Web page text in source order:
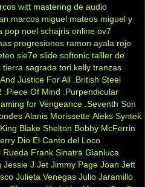
witt mastering de audio
marcos miguel mateos miguel y
pop noel schajris online ov7
progresiones ramon ayala rojo
sie7e slide softonic talller de
tierra sagrada tori kelly tranzas
.And Justice For All .British Steel
.Piece Of Mind
.Purpendicular
for Vengeance .Seventh Son
Alanis Morissette Aleks Syntek
Blake Shelton Bobby McFerrin
Dio El Canto del Loco
Rueda Frank Sinatra Gianluca
Jessie J Jet Jimmy Page Joan Jett
Julieta Venegas Julio Jaramillo